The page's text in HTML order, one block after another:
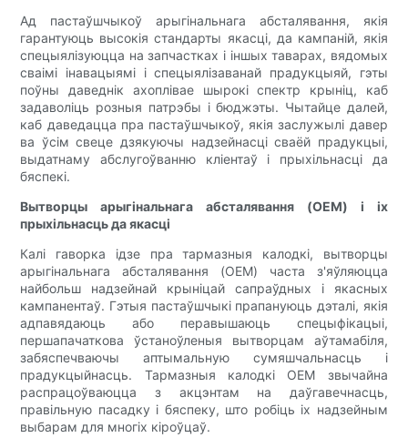
Ад пастаўшчыкоў арыгінальнага абсталявання, якія
гарантуюць высокія стандарты якасці, да кампаній, якія
спецыялізуюцца на запчастках і іншых таварах, вядомых
сваімі інавацыямі і спецыялізаванай прадукцыяй, гэты
поўны даведнік ахоплівае шырокі спектр крыніц, каб
задаволіць розныя патрэбы і бюджэты. Чытайце далей,
каб даведацца пра пастаўшчыкоў, якія заслужылі давер
ва ўсім свеце дзякуючы надзейнасці сваёй прадукцыі,
выдатнаму абслугоўванню кліентаў і прыхільнасці да
бяспекі.
Вытворцы арыгінальнага абсталявання (OEM) і іх
прыхільнасць да якасці
Калі гаворка ідзе пра тармазныя калодкі, вытворцы
арыгінальнага абсталявання (OEM) часта з'яўляюцца
найбольш надзейнай крыніцай сапраўдных і якасных
кампанентаў. Гэтыя пастаўшчыкі прапануюць дэталі, якія
адпавядаюць або перавышаюць спецыфікацыі,
першапачаткова ўстаноўленыя вытворцам аўтамабіля,
забяспечваючы аптымальную сумяшчальнасць і
прадукцыйнасць. Тармазныя калодкі OEM звычайна
распрацоўваюцца з акцэнтам на даўгавечнасць,
правільную пасадку і бяспеку, што робіць іх надзейным
выбарам для многіх кіроўцаў.